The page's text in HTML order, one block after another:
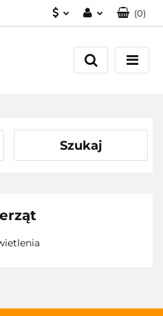
Zaloguj się
Załóż konto
(0)
Szukaj